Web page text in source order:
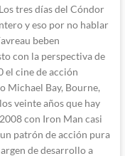
tres días del Cóndor
y eso por no hablar
beben
con la perspectiva de
el cine de acción
Michael Bay, Bourne,
veinte años que hay
con Iron Man casi
patrón de acción pura
de desarrollo a